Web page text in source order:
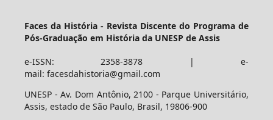
Faces da História - Revista Discente do Programa de
Pós-Graduação em História da UNESP de Assis
e-ISSN: 2358-3878 | e-
mail: facesdahistoria@gmail.com
UNESP - Av. Dom Antônio, 2100 - Parque Universitário,
Assis, estado de São Paulo, Brasil, 19806-900